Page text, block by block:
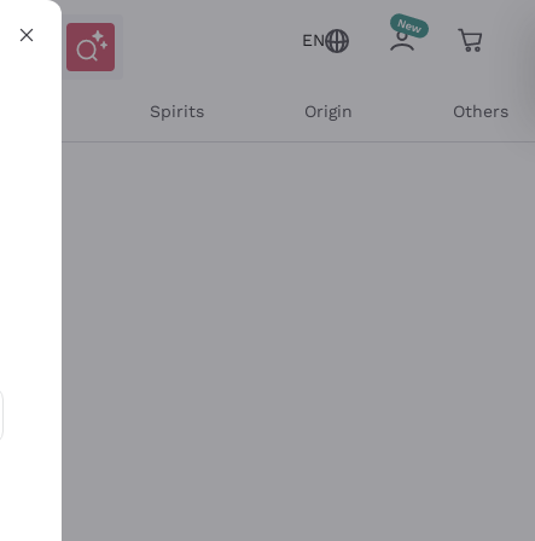
EN
Spirits Origin Others